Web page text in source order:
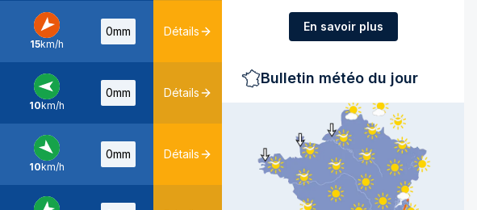
NE -
15km/h
0mm Détails
E -
10km/h
0mm Détails
NO -
10km/h
0mm Détails
En savoir plus
Bulletin météo du jour